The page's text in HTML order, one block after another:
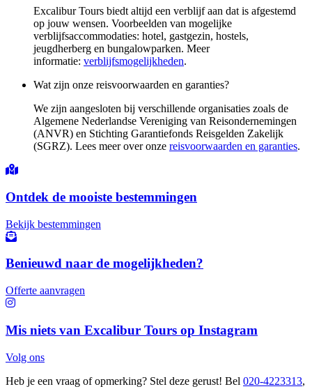
Excalibur Tours biedt altijd een verblijf aan dat is afgestemd
op jouw wensen. Voorbeelden van mogelijke
verblijfsaccommodaties: hotel, gastgezin, hostels,
jeugdherberg en bungalowparken. Meer
informatie: verblijfsmogelijkheden.
Wat zijn onze reisvoorwaarden en garanties?
We zijn aangesloten bij verschillende organisaties zoals de
Algemene Nederlandse Vereniging van Reisondernemingen
(ANVR) en Stichting Garantiefonds Reisgelden Zakelijk
(SGRZ). Lees meer over onze reisvoorwaarden en garanties.
Ontdek de mooiste bestemmingen
Bekijk bestemmingen
Benieuwd naar de mogelijkheden?
Offerte aanvragen
Mis niets van Excalibur Tours op Instagram
Volg ons
Heb je een vraag of opmerking? Stel deze gerust! Bel 020-4223313,